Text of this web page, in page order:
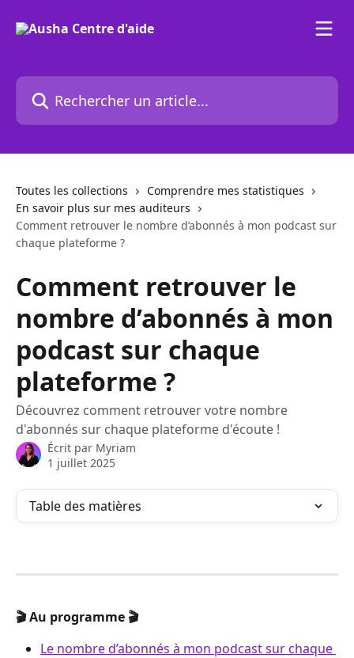
Rechercher un article...
Toutes les collections
Comprendre mes statistiques
En savoir plus sur mes auditeurs
Comment retrouver le nombre d’abonnés à mon podcast sur
chaque plateforme ?
Comment retrouver le
nombre d’abonnés à mon
podcast sur chaque
plateforme ?
Découvrez comment retrouver votre nombre
d'abonnés sur chaque plateforme d'écoute !
Écrit par Myriam
1 juillet 2025
Table des matières
🎬 Au programme 🎬
Le nombre d’abonnés à mon podcast sur chaque